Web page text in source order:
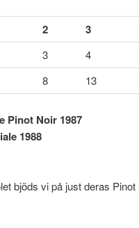
2 3
3 4
8 13
Pinot Noir 1987
1988
bjöds vi på just deras